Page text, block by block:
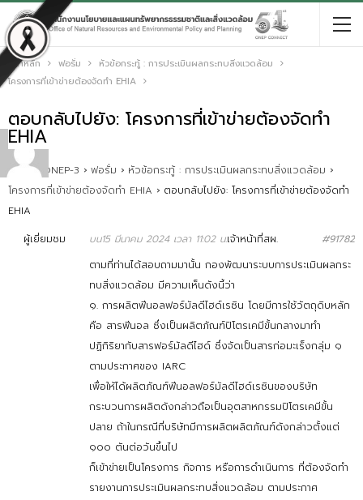
หน้าหลัก ฟอรั่ม
หัวข้อกระทู้ : การประเมินผลกระทบสิ่งแวดล้อม
โครงการที่เข้าข่ายต้องจัดทำ EHIA
ตอบกลับไปยัง: โครงการที่เข้าข่ายต้องจัดทำ
EHIA
HOME-ONEP-3 › ฟอรั่ม › หัวข้อกระทู้ : การประเมินผลกระทบสิ่งแวดล้อม ›
โครงการที่เข้าข่ายต้องจัดทำ EHIA › ตอบกลับไปยัง: โครงการที่เข้าข่ายต้องจัดทำ
EHIA
ผู้เยี่ยมชม
เจ้าหน้าที่สผ.
บน15 มีนาคม 2024 เวลา 11:02 น.
#91782
ตามที่ท่านได้สอบถามมานั้น กองพัฒนาระบบการประเมินผลกระ
ทบสิ่งแวดล้อม มีความเห็นดังนี้ว่า
๑. การผลิตฟีนอลฟอร์มัลดีไฮด์เรซิน โดยมีการใช้วัตถุดิบหลัก
คือ สารฟีนอล ซึ่งเป็นผลิตภัณฑ์ปิโตรเคมีขั้นกลางมาทำ
ปฏิกิริยากับสารฟอร์มัลดีไฮด์ ซึ่งจัดเป็นสารก่อมะเร็งกลุ่ม ๑
ตามประกาศของ IARC
เพื่อให้ได้ผลิตภัณฑ์ฟีนอลฟอร์มัลดีไฮด์เรซินของบริษัท
กระบวนการผลิตดังกล่าวถือเป็นอุตสาหกรรมปิโตรเคมีขั้น
ปลาย ถ้าในกรณีที่บริษัทมีการผลิตผลิตภัณฑ์ดังกล่าวตั้งแต่
๑๐๐ ตันต่อวันขึ้นไป
ก็เข้าข่ายเป็นโครงการ กิจการ หรือการดำเนินการ ที่ต้องจัดทำ
รายงานการประเมินผลกระทบสิ่งแวดล้อม ตามประกาศ